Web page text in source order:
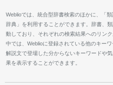
Weblioでは、統合型辞書検索のほかに、「
辞典」を利用することができます。辞書、
動しており、それぞれの検索結果へのリン
中では、Weblioに登録されている他のキー
解説文で登場した分からないキーワードや
果を表示することができます。